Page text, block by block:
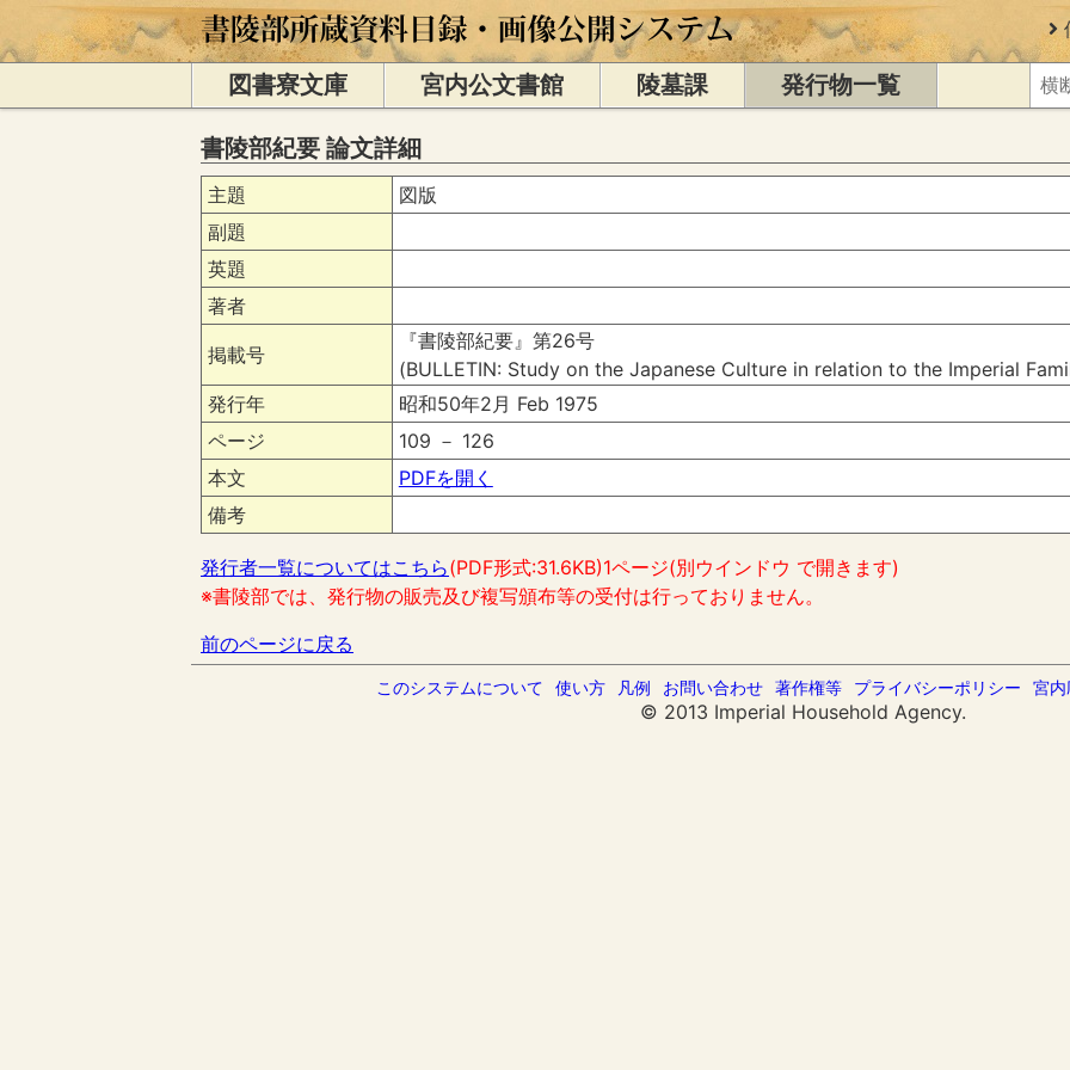
図書寮文庫 宮内公文書館 陵墓課 発行物一覧
書陵部紀要 論文詳細
主題
図版
副題
英題
著者
掲載号
『書陵部紀要』第26号
(BULLETIN: Study on the Japanese Culture in relation to the Imperial
発行年
昭和50年2月 Feb 1975
ページ
109 － 126
本文
PDFを開く
備考
発行者一覧についてはこちら(PDF形式:31.6KB)1ページ(別ウインドウ で開きます)
※書陵部では、発行物の販売及び複写頒布等の受付は行っておりません。
前のページに戻る
このシステムについて 使い方 凡例 お問い合わせ 著作権等 プライバシーポリシー 宮内
© 2013 Imperial Household Agency.